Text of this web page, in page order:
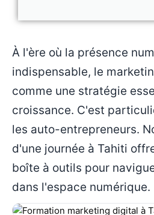
À l'ère où la présence
indispensable, le
comme une stratégie
croissance. C'est
les auto-entrepreneurs.
d'une journée à Tahiti
boîte à outils pour
dans l'espace numérique.